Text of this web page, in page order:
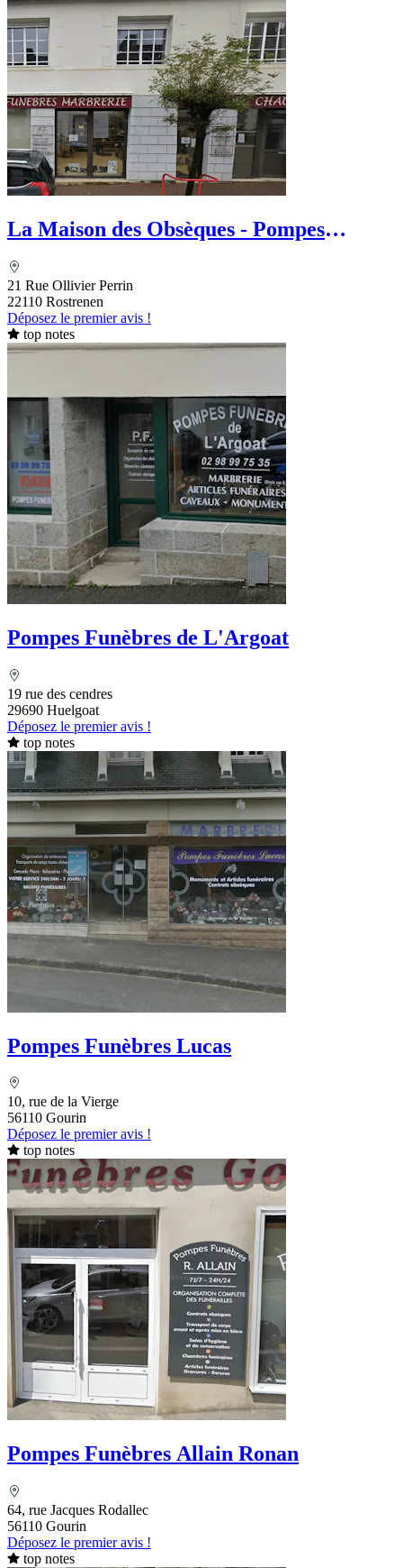
La Maison des Obsèques - Pompes
21 Rue Ollivier Perrin
22110 Rostrenen
Déposez le premier avis !
top notes
Pompes Funèbres de L'Argoat
19 rue des cendres
29690 Huelgoat
Déposez le premier avis !
top notes
Pompes Funèbres Lucas
10, rue de la Vierge
56110 Gourin
Déposez le premier avis !
top notes
Pompes Funèbres Allain Ronan
64, rue Jacques Rodallec
56110 Gourin
Déposez le premier avis !
top notes